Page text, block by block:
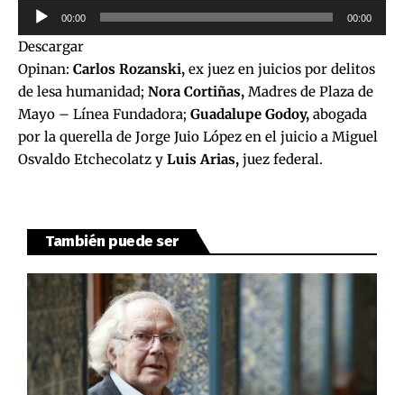
Reproductor
de
audio
00:00 00:00
Descargar
Opinan: Carlos Rozanski, ex juez en juicios por delitos
de lesa humanidad; Nora Cortiñas, Madres de Plaza de
Mayo – Línea Fundadora; Guadalupe Godoy, abogada
por la querella de Jorge Juio López en el juicio a Miguel
Osvaldo Etchecolatz y Luis Arias, juez federal.
También puede ser